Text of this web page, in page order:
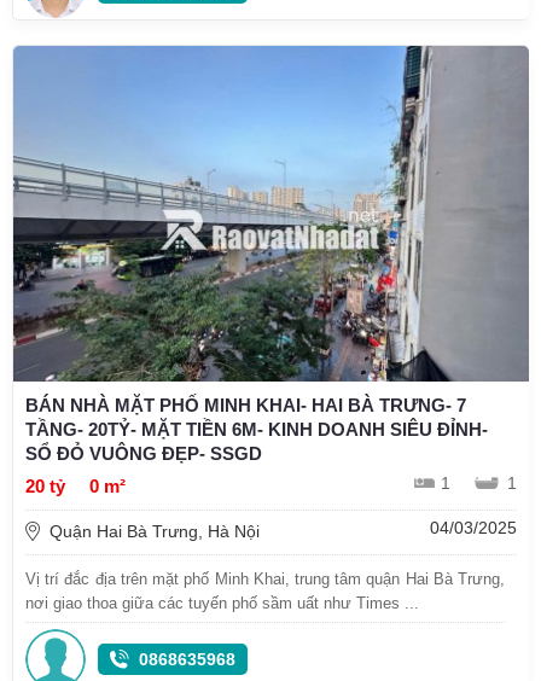
BÁN NHÀ MẶT PHỐ MINH KHAI- HAI BÀ TRƯNG- 7
TẦNG- 20TỶ- MẶT TIỀN 6M- KINH DOANH SIÊU ĐỈNH-
SỔ ĐỎ VUÔNG ĐẸP- SSGD
20 tỷ
0 m² 1 1
Quận Hai Bà Trưng, Hà Nội 04/03/2025
Vị trí đắc địa trên mặt phố Minh Khai, trung tâm quận Hai Bà Trưng,
nơi giao thoa giữa các tuyến phố sầm uất như Times ...
0868635968